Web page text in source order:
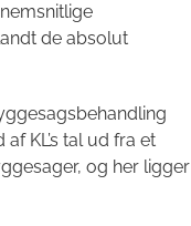
de absolut
KL’s tal ud fra et
og her ligger